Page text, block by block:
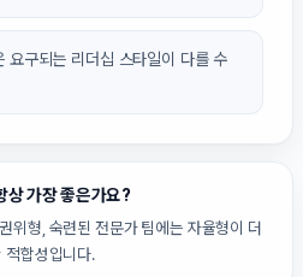
요구되는 리더십 스타일이 다를 수
가장 좋은가요?
위형, 숙련된 전문가 팀에는 자율형이 더
적합성입니다.